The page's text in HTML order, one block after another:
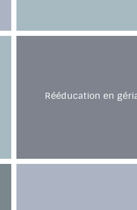
Rééducation en